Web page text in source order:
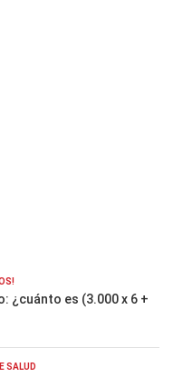
¿cuánto es (3.000 x 6 +
SALUD